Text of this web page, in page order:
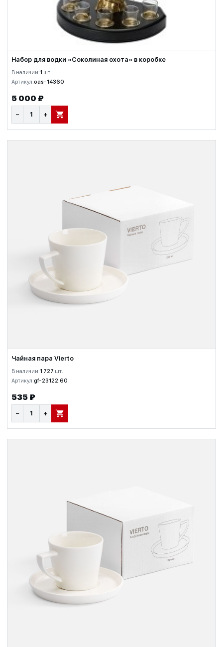
Набор для водки «Соколиная охота» в коробке
В наличии:1 шт.
Артикул:oas-14360
5 000 ₽
− + В КОРЗИНУ
Чайная пара Vierto
В наличии:1 727 шт.
Артикул:gf-23122.60
535 ₽
− + В КОРЗИНУ